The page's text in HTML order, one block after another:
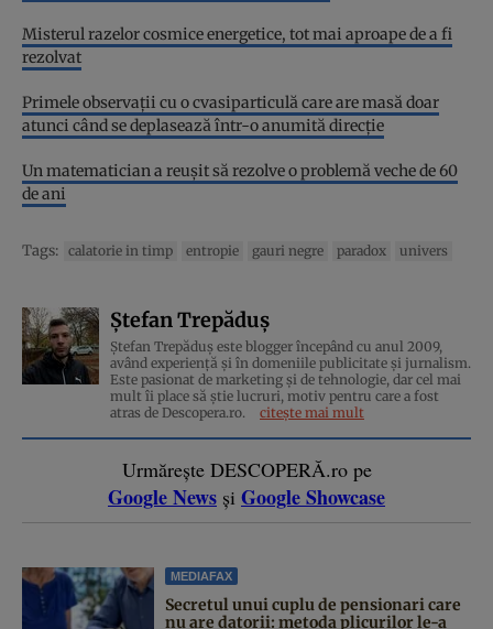
Misterul razelor cosmice energetice, tot mai aproape de a fi
rezolvat
Primele observații cu o cvasiparticulă care are masă doar
atunci când se deplasează într-o anumită direcție
Un matematician a reușit să rezolve o problemă veche de 60
de ani
Tags: calatorie in timp entropie gauri negre paradox univers
Ștefan Trepăduș
Ștefan Trepăduș este blogger începând cu anul 2009,
având experiență și în domeniile publicitate și jurnalism.
Este pasionat de marketing și de tehnologie, dar cel mai
mult îi place să știe lucruri, motiv pentru care a fost
atras de Descopera.ro.
citește mai mult
Urmărește DESCOPERĂ.ro pe
Google News și Google Showcase
MEDIAFAX
Secretul unui cuplu de pensionari care
nu are datorii: metoda plicurilor le-a